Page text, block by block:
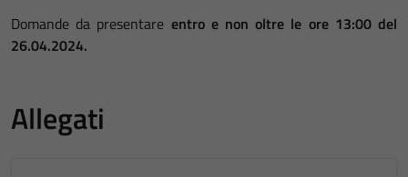
Domande da presentare entro e non oltre le ore 13:00 del
26.04.2024.
Allegati